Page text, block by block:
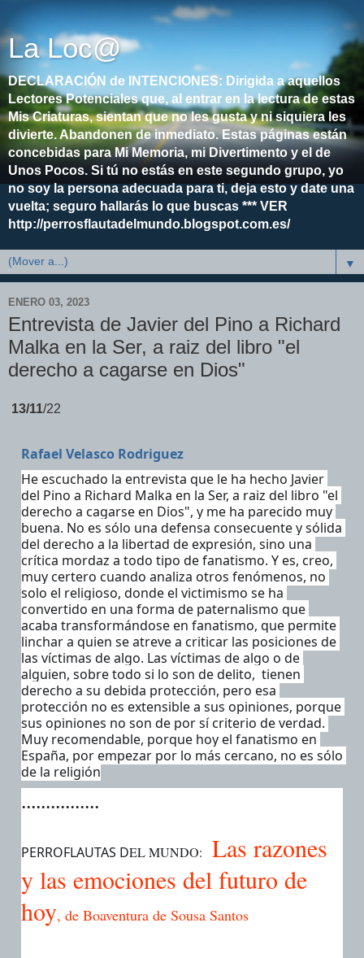
La Loc@
DECLARACIÓN de INTENCIONES: Dirigida a aquellos
Lectores Potenciales que, al entrar en la lectura de estas
Mis Criaturas, sientan que no les gusta y ni siquiera les
divierte. Abandonen de inmediato. Estas páginas están
concebidas para Mi Memoria, mi Divertimento y el de
Unos Pocos. Si tú no estás en este segundo grupo, yo
no soy la persona adecuada para ti, deja esto y date una
vuelta; seguro hallarás lo que buscas *** VER
http://perrosflautadelmundo.blogspot.com.es/
▼
ENERO 03, 2023
Entrevista de Javier del Pino a Richard
Malka en la Ser, a raiz del libro "el
derecho a cagarse en Dios"
13/11/22
Rafael Velasco Rodriguez
He escuchado la entrevista que le ha hecho Javier
del Pino a Richard Malka en la Ser, a raiz del libro "el
buena. No es sólo una defensa consecuente y sólida
del derecho a la libertad de expresión, sino una
crítica mordaz a todo tipo de fanatismo. Y es, creo,
muy certero cuando analiza otros fenómenos, no
solo el religioso, donde el victimismo se ha
convertido en una forma de paternalismo que
acaba transformándose en fanatismo, que permite
linchar a quien se atreve a criticar las posiciones de
las víctimas de algo. Las víctimas de algo o de
alguien, sobre todo si lo son de delito,  tienen
derecho a su debida protección, pero esa
protección no es extensible a sus opiniones, porque
sus opiniones no son de por sí criterio de verdad.
Muy recomendable, porque hoy el fanatismo en
España, por empezar por lo más cercano, no es sólo
de la religión
................
PERROFLAUTAS DEL MUNDO: Las razones
y las emociones del futuro de
hoy, de Boaventura de Sousa Santos